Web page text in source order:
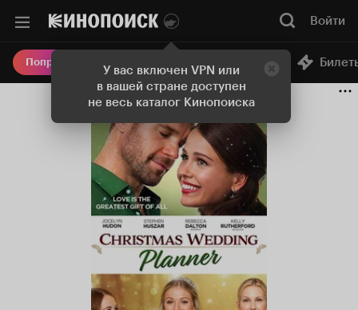
У вас включен VPN или
в вашей стране доступен
не весь каталог Кинопоиска
Войти
Попробовать Плюс Онлайн-кинотеатр